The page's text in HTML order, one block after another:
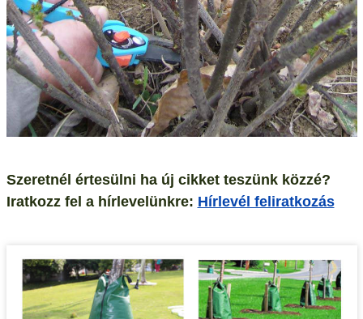
Szeretnél értesülni ha új cikket teszünk közzé?
Iratkozz fel a hírlevelünkre: Hírlevél feliratkozás